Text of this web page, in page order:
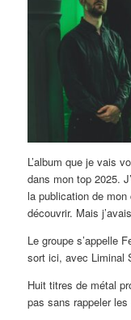
L’album que je vais
dans mon top 2025.
la publication de
découvrir. Mais
Le groupe s’appelle
sort ici, avec Liminal
Huit titres de métal
pas sans rappeler